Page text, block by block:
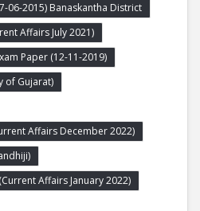
06-2015) Banaskantha District
Affairs July 2021)
Paper (12-11-2019)
of Gujarat)
Affairs December 2022)
Affairs January 2022)